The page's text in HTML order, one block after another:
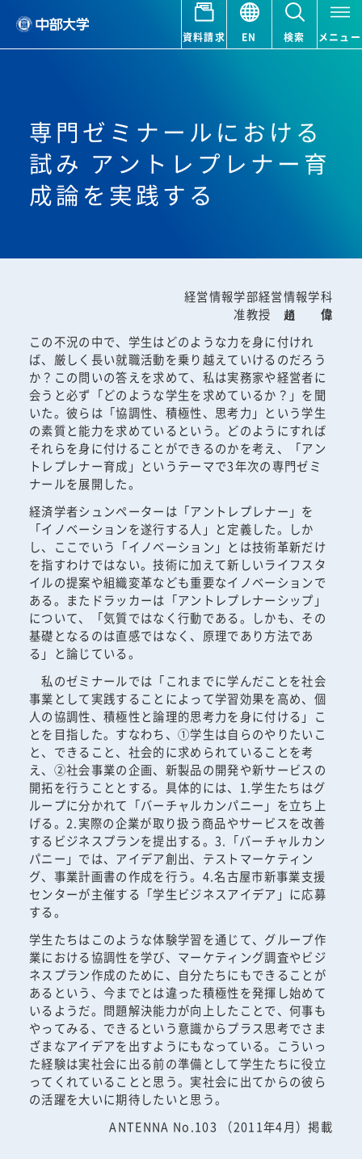
資料請求 EN 検索 メニュー
専門ゼミナールにおける
試み アントレプレナー育
成論を実践する
経営情報学部経営情報学科
准教授 趙 偉
この不況の中で、学生はどのような力を身に付けれ
ば、厳しく長い就職活動を乗り越えていけるのだろう
か？この問いの答えを求めて、私は実務家や経営者に
会うと必ず「どのような学生を求めているか？」を聞
いた。彼らは「協調性、積極性、思考力」という学生
の素質と能力を求めているという。どのようにすれば
それらを身に付けることができるのかを考え、「アン
トレプレナー育成」というテーマで3年次の専門ゼミ
ナールを展開した。
経済学者シュンペーターは「アントレプレナー」を
「イノベーションを遂行する人」と定義した。しか
し、ここでいう「イノベーション」とは技術革新だけ
を指すわけではない。技術に加えて新しいライフスタ
イルの提案や組織変革なども重要なイノベーションで
ある。またドラッカーは「アントレプレナーシップ」
について、「気質ではなく行動である。しかも、その
基礎となるのは直感ではなく、原理であり方法であ
る」と論じている。
私のゼミナールでは「これまでに学んだことを社会
事業として実践することによって学習効果を高め、個
人の協調性、積極性と論理的思考力を身に付ける」こ
とを目指した。すなわち、①学生は自らのやりたいこ
と、できること、社会的に求められていることを考
え、②社会事業の企画、新製品の開発や新サービスの
開拓を行うこととする。具体的には、1.学生たちはグ
ループに分かれて「バーチャルカンパニー」を立ち上
げる。2.実際の企業が取り扱う商品やサービスを改善
するビジネスプランを提出する。3.「バーチャルカン
パニー」では、アイデア創出、テストマーケティン
グ、事業計画書の作成を行う。4.名古屋市新事業支援
センターが主催する「学生ビジネスアイデア」に応募
する。
学生たちはこのような体験学習を通じて、グループ作
業における協調性を学び、マーケティング調査やビジ
ネスプラン作成のために、自分たちにもできることが
あるという、今までとは違った積極性を発揮し始めて
いるようだ。問題解決能力が向上したことで、何事も
やってみる、できるという意識からプラス思考でさま
ざまなアイデアを出すようにもなっている。こういっ
た経験は実社会に出る前の準備として学生たちに役立
ってくれていることと思う。実社会に出てからの彼ら
の活躍を大いに期待したいと思う。
ANTENNA No.103 （2011年4月）掲載